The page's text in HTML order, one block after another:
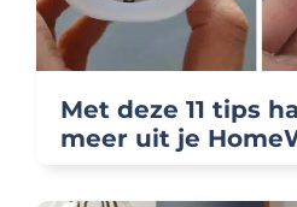
Met deze 11 tips
meer uit je